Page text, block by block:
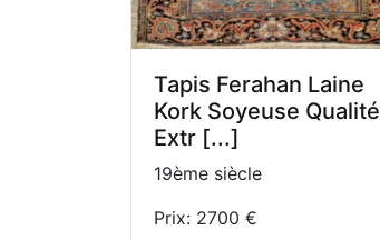
Tapis Ferahan Laine
Kork Soyeuse Qualité
Extr [...]
19ème siècle
Prix: 2700 €